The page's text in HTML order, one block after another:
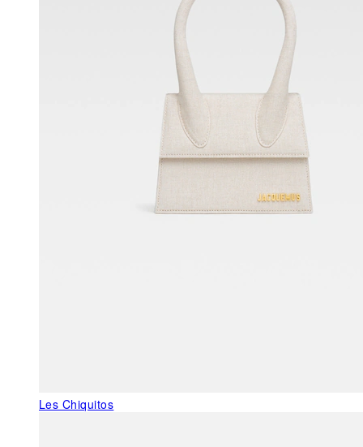
Les Chiquitos